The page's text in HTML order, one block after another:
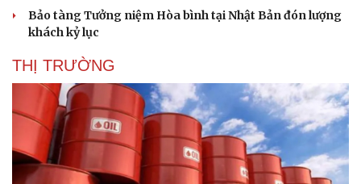
Kể chuyện cho bé
Hạt giống tâm hồn
Bảo tàng Tưởng niệm Hòa bình tại Nhật Bản đón lượng
khách kỷ lục
THỊ TRƯỜNG